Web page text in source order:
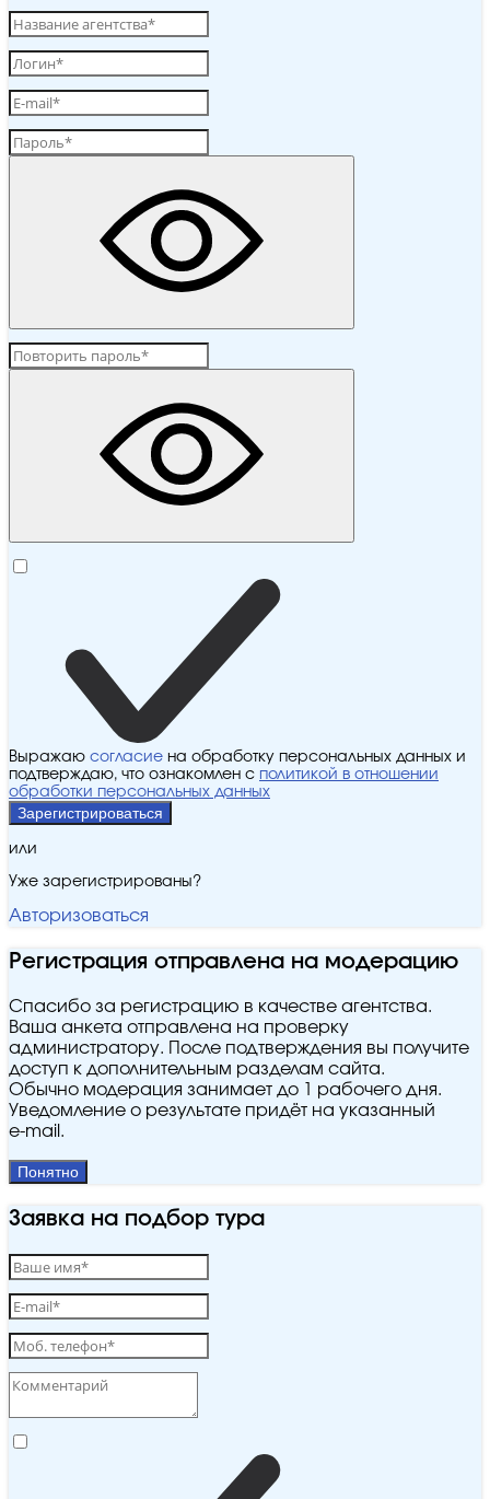
Выражаю согласие на обработку персональных данных и
подтверждаю, что ознакомлен с политикой в отношении
обработки персональных данных
Зарегистрироваться
или
Уже зарегистрированы?
Авторизоваться
Регистрация отправлена на модерацию
Спасибо за регистрацию в качестве агентства.
Ваша анкета отправлена на проверку
администратору. После подтверждения вы получите
доступ к дополнительным разделам сайта.
Обычно модерация занимает до 1 рабочего дня.
Уведомление о результате придёт на указанный
e‑mail.
Понятно
Заявка на подбор тура